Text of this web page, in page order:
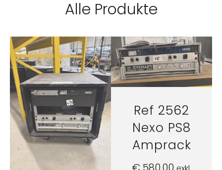
Alle Produkte
Ref 2562
Nexo PS8
Amprack